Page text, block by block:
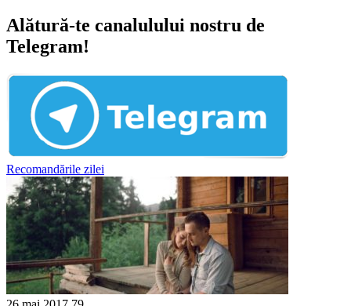
Alătură-te canalulului nostru de
Telegram!
Recomandările zilei